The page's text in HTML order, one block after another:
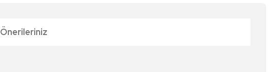
Önerileriniz